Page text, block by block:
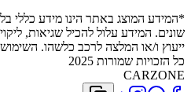
*המידע המוצג באתר הינו מידע כללי
שונים. המידע עלול להכיל שגיאות,
ייעוץ ו/או המלצה לרכב כלשהו.
כל הזכויות שמורות 2025
CARZONE